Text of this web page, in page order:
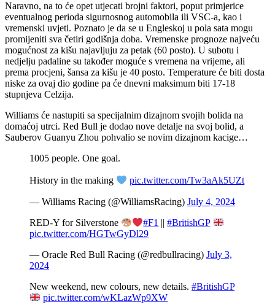
Naravno, na to će opet utjecati brojni faktori, poput primjerice
eventualnog perioda sigurnosnog automobila ili VSC-a, kao i
vremenski uvjeti. Poznato je da se u Engleskoj u pola sata mogu
promijeniti sva četiri godišnja doba. Vremenske prognoze najveću
mogućnost za kišu najavljuju za petak (60 posto). U subotu i
nedjelju padaline su također moguće s vremena na vrijeme, ali
prema procjeni, šansa za kišu je 40 posto. Temperature će biti dosta
niske za ovaj dio godine pa će dnevni maksimum biti 17-18
stupnjeva Celzija.
Williams će nastupiti sa specijalnim dizajnom svojih bolida na
domaćoj utrci. Red Bull je dodao nove detalje na svoj bolid, a
Sauberov Guanyu Zhou pohvalio se novim dizajnom kacige…
1005 people. One goal.
History in the making
pic.twitter.com/Tw3aAk5UZt
— Williams Racing (@WilliamsRacing) July 4, 2024
RED-Y for Silverstone #F1 ||#BritishGP
pic.twitter.com/HGTwGyDl29
— Oracle Red Bull Racing (@redbullracing) July 3,
2024
New weekend, new colours, new details. #BritishGP
pic.twitter.com/wKLazWp9XW